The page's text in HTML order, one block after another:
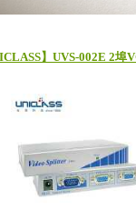
】UVS-002E 2